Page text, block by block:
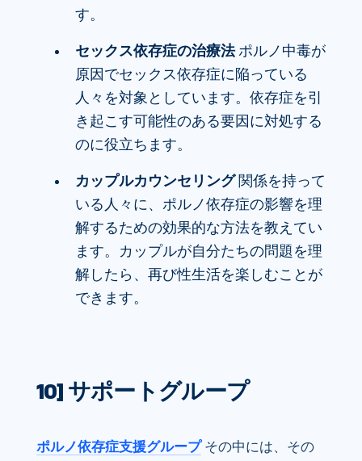
す。
セックス依存症の治療法ポルノ中毒が
原因でセックス依存症に陥っている
人々を対象としています。依存症を引
き起こす可能性のある要因に対処する
のに役立ちます。
カップルカウンセリング 関係を持って
いる人々に、ポルノ依存症の影響を理
解するための効果的な方法を教えてい
ます。カップルが自分たちの問題を理
解したら、再び性生活を楽しむことが
できます。
10] サポートグループ
ポルノ依存症支援グループその中には、その